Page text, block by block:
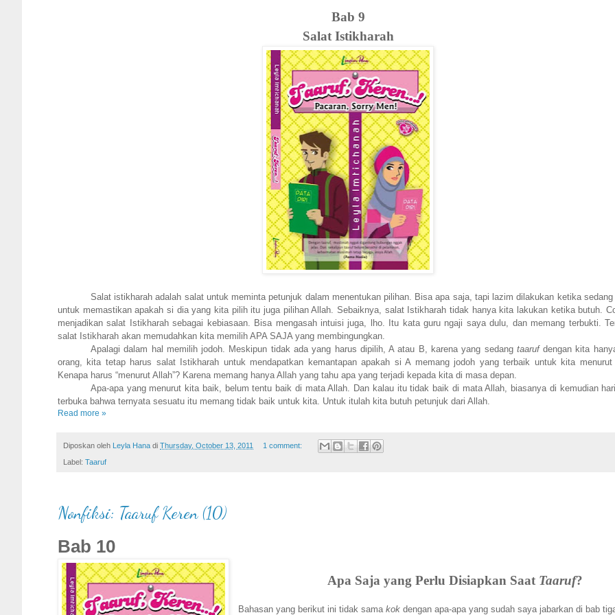
Bab 9
Salat Istikharah
Salat istikharah adalah salat untuk meminta petunjuk dalam menentukan pilihan. Bisa apa saja, tapi lazim dilakukan ketika sedang
untuk memastikan apakah si dia yang kita pilih itu juga pilihan Allah. Sebaiknya, salat Istikharah tidak hanya kita lakukan ketika butuh.
menjadikan salat Istikharah sebagai kebiasaan. Bisa mengasah intuisi juga, lho. Itu kata guru ngaji saya dulu, dan memang terbukti.
salat Istikharah akan memudahkan kita memilih APA SAJA yang membingungkan.
Apalagi dalam hal memilih jodoh. Meskipun tidak ada yang harus dipilih, A atau B, karena yang sedang taarufdengan kita
orang, kita tetap harus salat Istikharah untuk mendapatkan kemantapan apakah si A memang jodoh yang terbaik untuk kita menurut
Kenapa harus “menurut Allah”? Karena memang hanya Allah yang tahu apa yang terjadi kepada kita di masa depan.
Apa-apa yang menurut kita baik, belum tentu baik di mata Allah. Dan kalau itu tidak baik di mata Allah, biasanya di kemudian
terbuka bahwa ternyata sesuatu itu memang tidak baik untuk kita. Untuk itulah kita butuh petunjuk dari Allah.
Read more »
Diposkan oleh Leyla Hana di Thursday, October 13, 2011 1 comment:
Label: Taaruf
Nonfiksi: Taaruf Keren (10)
Bab 10
Apa Saja yang Perlu Disiapkan Saat Taaruf?
Bahasan yang berikut ini tidak samakok dengan apa-apa yang sudah saya jabarkan di bab